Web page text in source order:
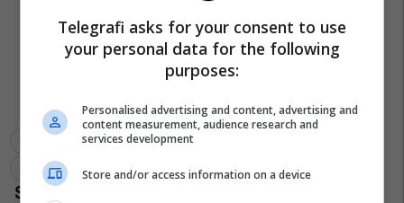
Transferimet Jeremy Toljan
Bundesliga
Hoffenheim
Telegrafi asks for your consent to use
your personal data for the following
purposes:
Personalised advertising and content, advertising and
content measurement, audience research and
services development
Store and/or access information on a device